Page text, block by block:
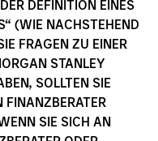
DEFINITION EINES
(WIE NACHSTEHEND
FRAGEN ZU EINER
STANLEY
SOLLTEN SIE
FINANZBERATER
SIE SICH AN